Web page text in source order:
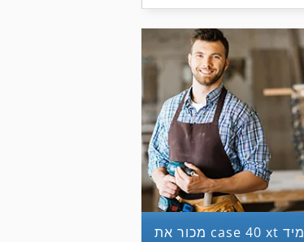
מכור את case 40 xt מיד